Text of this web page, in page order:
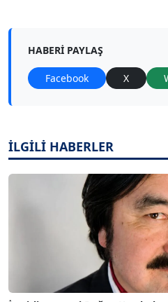
HABERI PAYLAŞ
Facebook X
İLGİLİ HABERLER